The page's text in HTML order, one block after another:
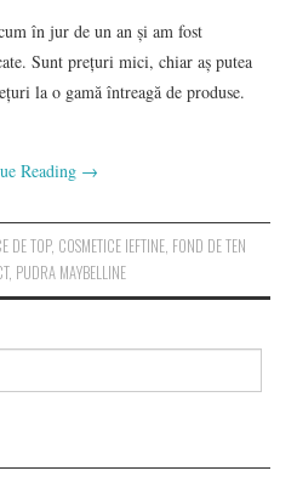
în jur de un an și am fost
Sunt prețuri mici, chiar aș putea
la o gamă întreagă de produse.
Reading →
DE TOP, COSMETICE IEFTINE, FOND DE TEN
, PUDRA MAYBELLINE